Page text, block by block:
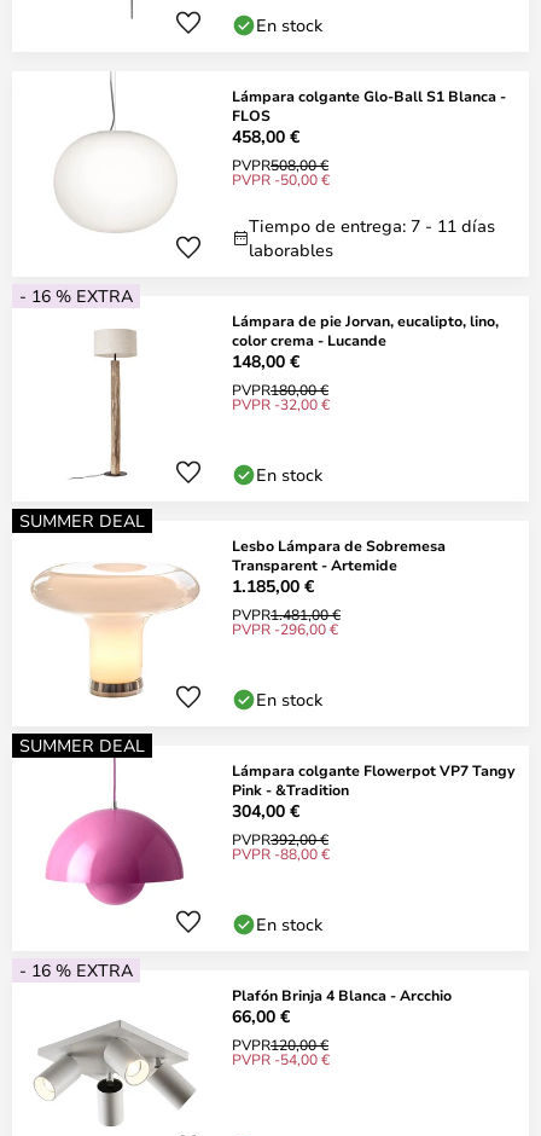
En stock
Lámpara colgante Glo-Ball S1 Blanca -
FLOS
458,00 €
PVPR508,00 €
PVPR -50,00 €
Tiempo de entrega: 7 - 11 días
laborables
- 16 % EXTRA
Lámpara de pie Jorvan, eucalipto, lino,
color crema - Lucande
148,00 €
PVPR180,00 €
PVPR -32,00 €
En stock
SUMMER DEAL
Lesbo Lámpara de Sobremesa
Transparent - Artemide
1.185,00 €
PVPR1.481,00 €
PVPR -296,00 €
En stock
SUMMER DEAL
Lámpara colgante Flowerpot VP7 Tangy
Pink - &Tradition
304,00 €
PVPR392,00 €
PVPR -88,00 €
En stock
- 16 % EXTRA
Plafón Brinja 4 Blanca - Arcchio
66,00 €
PVPR120,00 €
PVPR -54,00 €